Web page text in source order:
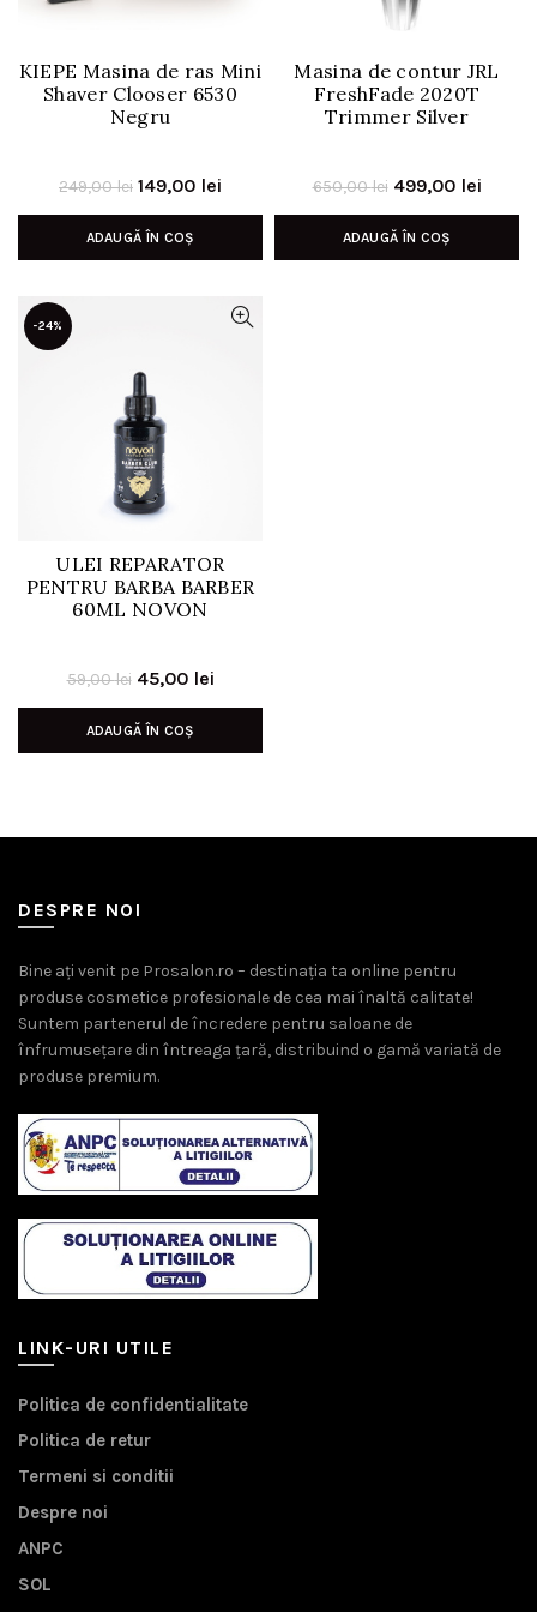
KIEPE Masina de ras Mini
Shaver Clooser 6530
Negru
249,00lei Prețul
inițial
a
149,00 lei
curent
ADAUGĂ ÎN COȘ
Masina de contur JRL
FreshFade 2020T
Trimmer Silver
650,00lei Prețul
inițial
a
499,00 leiPrețul
ADAUGĂ ÎN COȘ
-24%
ULEI REPARATOR
PENTRU BARBA BARBER
60ML NOVON
59,00lei Prețul
inițial
a
45,00 leiPrețul
curent
ADAUGĂ ÎN COȘ
DESPRE NOI
Bine ați venit pe Prosalon.ro – destinația ta online pentru
produse cosmetice profesionale de cea mai înaltă calitate!
Suntem partenerul de încredere pentru saloane de
înfrumusețare din întreaga țară, distribuind o gamă variată de
produse premium.
LINK-URI UTILE
Politica de confidentialitate
Politica de retur
Termeni si conditii
Despre noi
ANPC
SOL